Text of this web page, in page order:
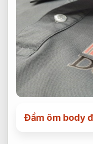
Đầm ôm body